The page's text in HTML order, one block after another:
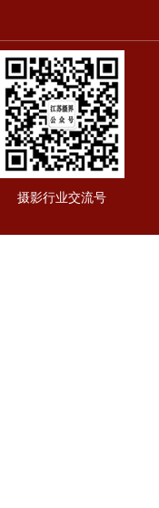
摄影行业交流号